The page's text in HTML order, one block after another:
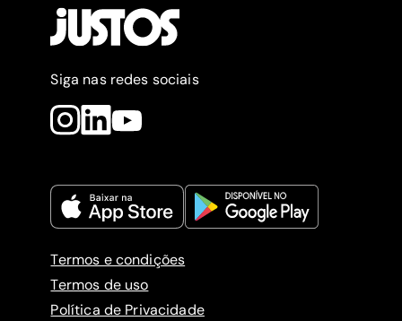
Siga nas redes sociais
Termos e condições
Termos de uso
Política de Privacidade